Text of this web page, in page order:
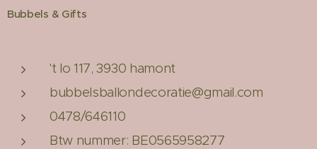
Bubbels & Gifts
't lo 117, 3930 hamont
bubbelsballondecoratie@gmail.com
0478/646110
Btw nummer: BE0565958277